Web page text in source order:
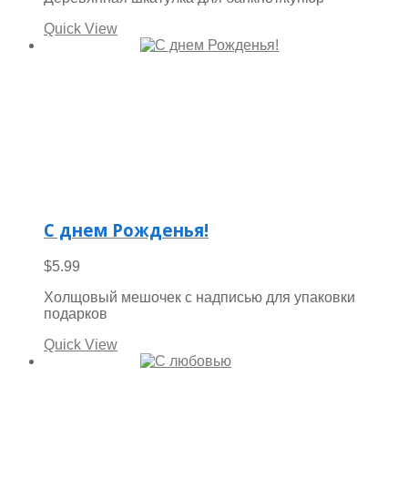
Quick View
С днем Рожденья!
$5.99
Холщовый мешочек с надписью для упаковки
подарков
Quick View